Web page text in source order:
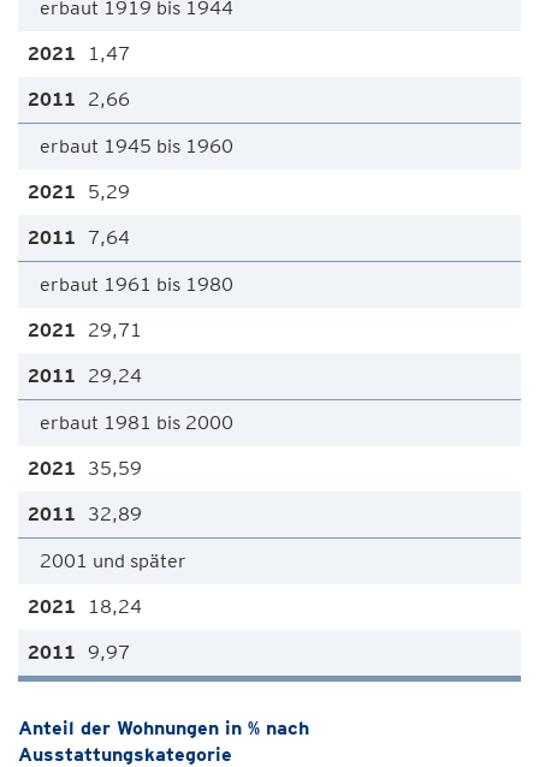
erbaut 1919 bis 1944
1,47
2,66
erbaut 1945 bis 1960
5,29
7,64
erbaut 1961 bis 1980
29,71
29,24
erbaut 1981 bis 2000
35,59
32,89
2001 und später
18,24
9,97
Anteil der Wohnungen in % nach
Ausstattungskategorie